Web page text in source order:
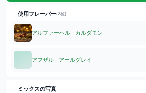
使用フレーバー(2種)
アルファーヘル - カルダモン
アフザル - アールグレイ
ミックスの写真